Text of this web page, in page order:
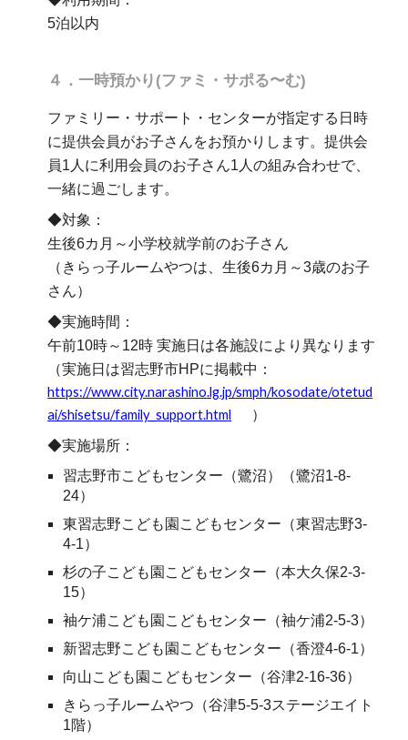
5泊以内
４ ．一時預かり(ファミ・サポる〜む)
ファミリー・サポート・センターが指定する日時
に提供会員がお子さんをお預かりします。提供会
員1人に利用会員のお子さん1人の組み合わせで、
一緒に過ごします。
◆対象：
生後6カ月～小学校就学前のお子さん
（きらっ子ルームやつは、生後6カ月～3歳のお子
さん）
◆実施時間：
午前10時～12時 実施日は各施設により異なります
（実施日は習志野市HPに掲載中：
https://www.city.narashino.lg.jp/smph/kosodate/otetud
ai/shisetsu/family_support.html
）
◆実施場所：
習志野市こどもセンター（鷺沼）（鷺沼1-8-
24）
東習志野こども園こどもセンター（東習志野3-
4-1）
杉の子こども園こどもセンター（本大久保2-3-
15）
袖ケ浦こども園こどもセンター（袖ケ浦2-5-3）
新習志野こども園こどもセンター（香澄4-6-1）
向山こども園こどもセンター（谷津2-16-36）
きらっ子ルームやつ（谷津5-5-3ステージエイト
1階）